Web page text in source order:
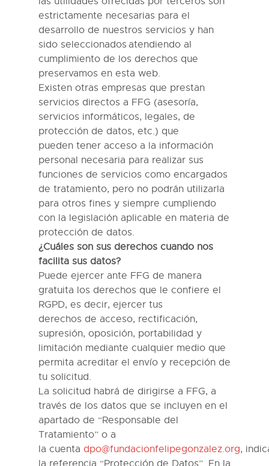
estrictamente necesarias para el
desarrollo de nuestros servicios y han
sido seleccionados atendiendo al
cumplimiento de los derechos que
preservamos en esta web.
Existen otras empresas que prestan
servicios directos a FFG (asesoría,
servicios informáticos, legales, de
protección de datos, etc.) que
pueden tener acceso a la información
personal necesaria para realizar sus
funciones de servicios como encargados
de tratamiento, pero no podrán utilizarla
para otros fines y siempre cumpliendo
con la legislación aplicable en materia de
protección de datos.
¿Cuáles son sus derechos cuando nos
facilita sus datos?
Puede ejercer ante FFG de manera
gratuita los derechos que le confiere el
RGPD, es decir, ejercer tus
derechos de acceso, rectificación,
supresión, oposición, portabilidad y
limitación mediante cualquier medio que
permita acreditar el envío y recepción de
tu solicitud.
La solicitud habrá de dirigirse a FFG, a
través de los datos que se incluyen en el
apartado de “Responsable del
Tratamiento” o a
la cuenta dpo@fundacionfelipegonzalez.org,
la referencia “Protección de Datos”. En la